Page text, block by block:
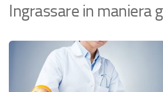
Ingrassare in maniera